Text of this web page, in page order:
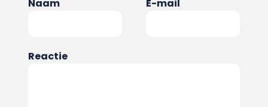
Naam E-mail
Reactie